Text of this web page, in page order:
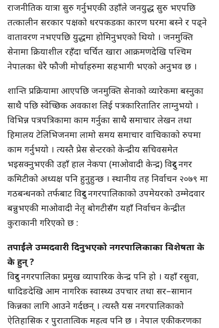
राजनीतिक यात्रा सुरु गर्नुभएकी उहाँले जनयुद्ध सुरु भएपछि
तत्कालीन सरकार पक्षको धरपकडका कारण घरमा बस्ने र पढ्ने
वातावरण नभएपछि युद्धमा होमिनुभएको थियो । जनमुक्ति
सेनामा क्रियाशील रहँदा चर्चित खारा आक्रमणदेखि पश्चिम
नेपालका धेरै फौजी मोर्चाहरुमा सहभागी भएको अनुभव छ ।
शान्ति प्रक्रियामा आएपछि जनमुक्ति सेनाको व्यारेकमा बस्नुका
साथै पछि स्वेच्छिक अवकाश लिई पत्रकारितातिर लाग्नुभयो ।
विभिन्न पत्रपत्रिकामा काम गर्नुका साथै समाचार लेखन तथा
हिमालय टेलिभिजनमा लामो समय समाचार वाचिकाको रुपमा
काम गर्नुभयो । त्यस्तै प्रेस सेन्टरको केन्द्रीय सचिवसमेत
भइसक्नुभएकी उहाँ हाल नेकपा (माओवादी केन्द्र) विदुर नगर
कमिटीको अध्यक्ष पनि हुनुहुन्छ । स्थानीय तह निर्वाचन २०७९ मा
गठबन्धनको तर्फबाट विदुर नगरपालिकाको उपमेयरको उम्मेदवार
बन्नुभएकी माओवादी नेतृ बोगटीसँग यहाँ निर्वाचन केन्द्रीत
कुराकानी गरिएको छ :
तपाईंले उम्मदवारी दिनुभएको नगरपालिकाका विशेषता के
के हुन् ?
विदुर नगरपालिका प्रमुख व्यापारिक केन्द्र पनि हो । यहाँ रसुवा,
धादिङदेखि आम नागरिक स्वास्थ्य उपचार तथा सर–सामान
किन्नका लागि आउने गर्दछन् । त्यस्तै यस नगरपालिकाको
ऐतिहासिक र पुरातात्विक महत्व पनि छ । नेपाल एकीकरणका